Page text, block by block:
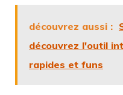
découvrez aussi :
découvrez l'outil
rapides et funs